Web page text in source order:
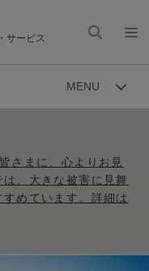
サービス
く
MENU
さまに、心よりお見
、大きな被害に見舞
めています。詳細は